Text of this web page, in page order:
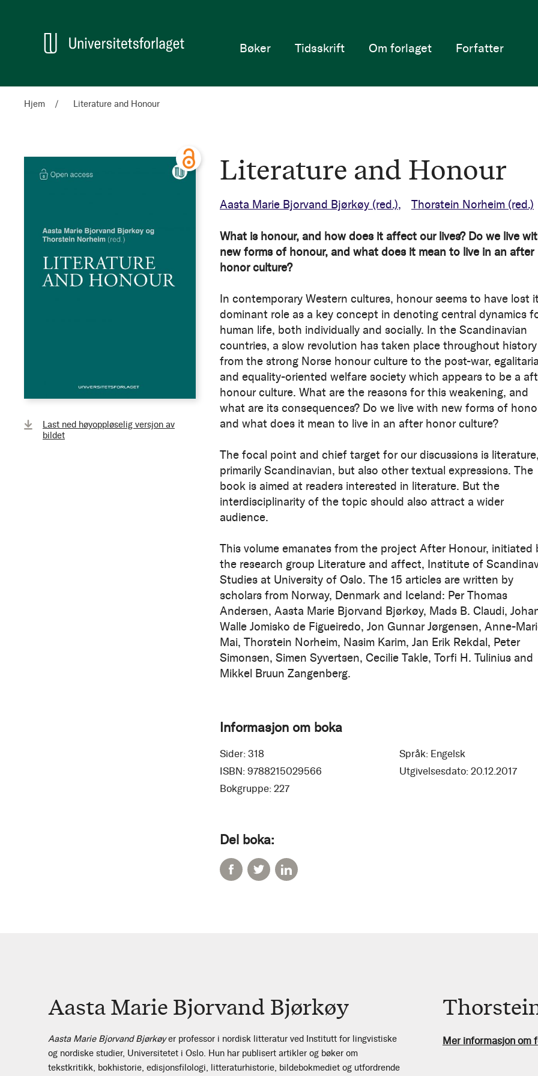
Hjem
Bøker Tidsskrift Om forlaget Forfatter
Hjem Literature and Honour
Last ned høyoppløselig versjon av
bildet
Literature and Honour
Aasta Marie Bjorvand Bjørkøy (red.) Thorstein Norheim (red.)
What is honour, and how does it affect our lives? Do we live
new forms of honour, and what does it mean to live in an after
honor culture?
In contemporary Western cultures, honour seems to have lost
dominant role as a key concept in denoting central dynamics
human life, both individually and socially. In the Scandinavian
countries, a slow revolution has taken place throughout history
from the strong Norse honour culture to the post-war,
and equality-oriented welfare society which appears to be a
honour culture. What are the reasons for this weakening, and
what are its consequences? Do we live with new forms of
and what does it mean to live in an after honor culture?
The focal point and chief target for our discussions is literature,
primarily Scandinavian, but also other textual expressions. The
book is aimed at readers interested in literature. But the
interdisciplinarity of the topic should also attract a wider
audience.
This volume emanates from the project After Honour, initiated
the research group Literature and affect, Institute of
Studies at University of Oslo. The 15 articles are written by
scholars from Norway, Denmark and Iceland: Per Thomas
Andersen, Aasta Marie Bjorvand Bjørkøy, Mads B. Claudi,
Walle Jomisko de Figueiredo, Jon Gunnar Jørgensen, Anne-
Mai, Thorstein Norheim, Nasim Karim, Jan Erik Rekdal, Peter
Simonsen, Simen Syvertsen, Cecilie Takle, Torfi H. Tulinius and
Mikkel Bruun Zangenberg.
Informasjon om boka
Sider: 318 Språk: Engelsk
ISBN: 9788215029566 Utgivelsesdato: 20.12.2017
Bokgruppe: 227
Del boka:
Aasta Marie Bjorvand Bjørkøy
Aasta Marie Bjorvand Bjørkøyer professor i nordisk litteratur ved Institutt for lingvistiske
og nordiske studier, Universitetet i Oslo. Hun har publisert artikler og bøker om
tekstkritikk, bokhistorie, edisjonsfilologi, litteraturhistorie, bildebokmediet og utfordrende
Mer informasjon om